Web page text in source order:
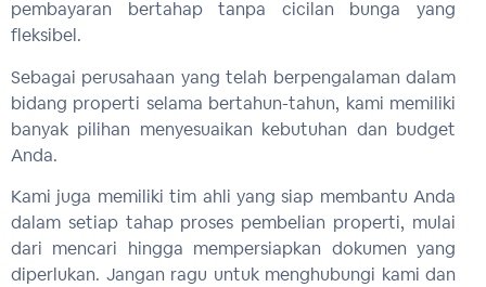
pembayaran bertahap tanpa cicilan bunga yang
fleksibel.
Sebagai perusahaan yang telah berpengalaman dalam
bidang properti selama bertahun-tahun, kami memiliki
banyak pilihan menyesuaikan kebutuhan dan budget
Anda.
Kami juga memiliki tim ahli yang siap membantu Anda
dalam setiap tahap proses pembelian properti, mulai
dari mencari hingga mempersiapkan dokumen yang
diperlukan. Jangan ragu untuk menghubungi kami dan